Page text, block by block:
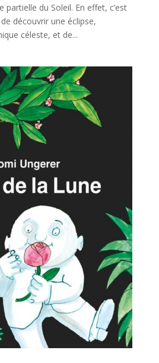
partielle du Soleil. En effet, c’est
découvrir une éclipse,
céleste, et de...